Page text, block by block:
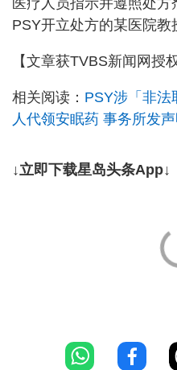
PSY开立处方的某医院教
【文章获TVBS新闻网授
相关阅读： PSY涉「非法
人代领安眠药 事务所发
↓立即下载星岛头条App↓